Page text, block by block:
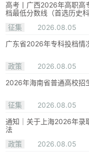
高考丨广西2026年高职高
档最低分数线（首选历史科
征集
2026.08.05
广东省2026年专科投档情
政策 2026.08.05
2026年海南省普通高校招
征集 2026.08.05
通知｜关于上海2026年录
法
政策
2026.08.05